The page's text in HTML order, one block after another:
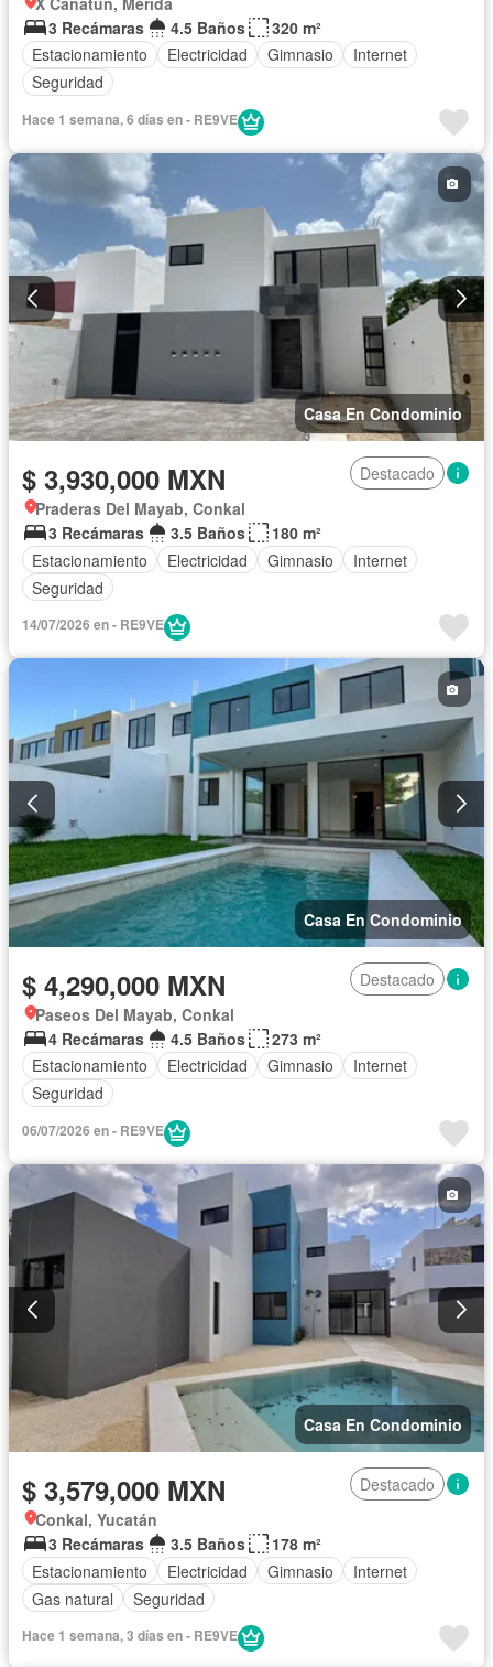
3 Recámaras
4.5 Baños
320 m²
Estacionamiento
Electricidad Gimnasio
Internet
Seguridad
Hace 1 semana, 6 días en - RE9VE
Casa En Condominio
$ 3,930,000 MXN
Destacado
Praderas Del Mayab, Conkal
3 Recámaras
3.5 Baños
180 m²
Estacionamiento
Electricidad Gimnasio
Internet
Seguridad
14/07/2026 en - RE9VE
Casa En Condominio
$ 4,290,000 MXN
Destacado
Paseos Del Mayab, Conkal
4 Recámaras
4.5 Baños
273 m²
Estacionamiento
Electricidad Gimnasio
Internet
Seguridad
06/07/2026 en - RE9VE
Casa En Condominio
$ 3,579,000 MXN
Destacado
Conkal, Yucatán
3 Recámaras
3.5 Baños
178 m²
Estacionamiento
Electricidad Gimnasio
Internet
Gas natural
Seguridad
Hace 1 semana, 3 días en - RE9VE